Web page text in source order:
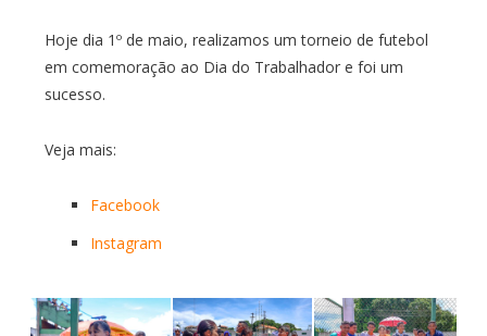
Hoje dia 1º de maio, realizamos um torneio de futebol
em comemoração ao Dia do Trabalhador e foi um
sucesso.
Veja mais:
Facebook
Instagram